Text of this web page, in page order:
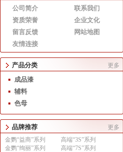
公司简介
联系我们
资质荣誉
企业文化
留言反馈
网站地图
友情连接
产品分类 更多
成品漆
辅料
色母
品牌推荐
更多
金鹦“益商”系列
高端“3S”系列
金鹦“绚丽”系列
高端“7S”系列